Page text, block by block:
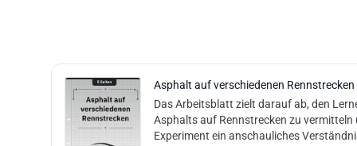
Asphalt auf verschiedenen Rennstrecken
Das Arbeitsblatt zielt darauf ab, den
Asphalts auf Rennstrecken zu
Experiment ein anschauliches